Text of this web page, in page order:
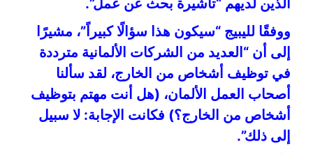
الذين لديهم “تأشيرة بحث عن عمل”.
ووفقًا لليبيج “سيكون هذا سؤالًا كبيراً”، مشيرًا
إلى أن “العديد من الشركات الألمانية مترددة
في توظيف أشخاص من الخارج، لقد سألنا
أصحاب العمل الألمان، (هل أنت مهتم بتوظيف
أشخاص من الخارج؟) فكانت الإجابة: لا سبيل
إلى ذلك”.